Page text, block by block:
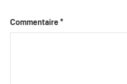
Commentaire *